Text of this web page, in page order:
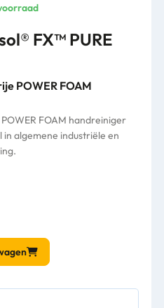
FX™ PURE
POWER FOAM
FOAM handreiniger
algemene industriële en